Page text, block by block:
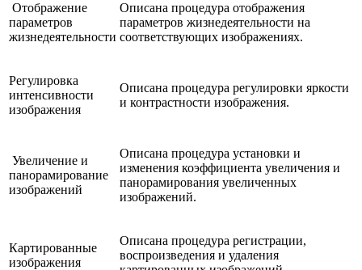
Отображение
параметров
жизнедеятельности
Описана процедура отображения
параметров жизнедеятельности на
соответствующих изображениях.
Регулировка
интенсивности
изображения
Описана процедура регулировки яркости
и контрастности изображения.
Увеличение и
панорамирование
изображений
Описана процедура установки и
изменения коэффициента увеличения и
панорамирования увеличенных
изображений.
Картированные
изображения
Описана процедура регистрации,
воспроизведения и удаления